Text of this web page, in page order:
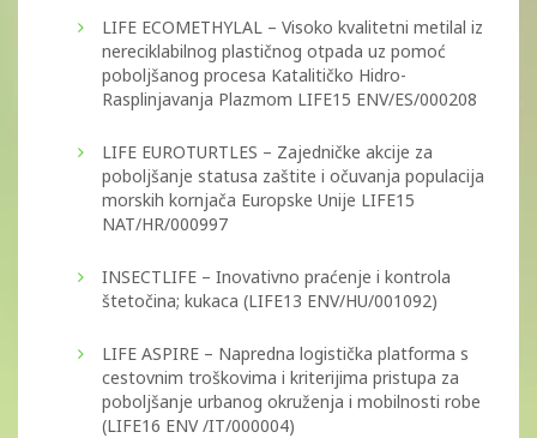
LIFE ECOMETHYLAL – Visoko kvalitetni metilal iz
nereciklabilnog plastičnog otpada uz pomoć
poboljšanog procesa Katalitičko Hidro-
Rasplinjavanja Plazmom LIFE15 ENV/ES/000208
LIFE EUROTURTLES – Zajedničke akcije za
poboljšanje statusa zaštite i očuvanja populacija
morskih kornjača Europske Unije LIFE15
NAT/HR/000997
INSECTLIFE – Inovativno praćenje i kontrola
štetočina; kukaca (LIFE13 ENV/HU/001092)
LIFE ASPIRE – Napredna logistička platforma s
cestovnim troškovima i kriterijima pristupa za
poboljšanje urbanog okruženja i mobilnosti robe
(LIFE16 ENV /IT/000004)